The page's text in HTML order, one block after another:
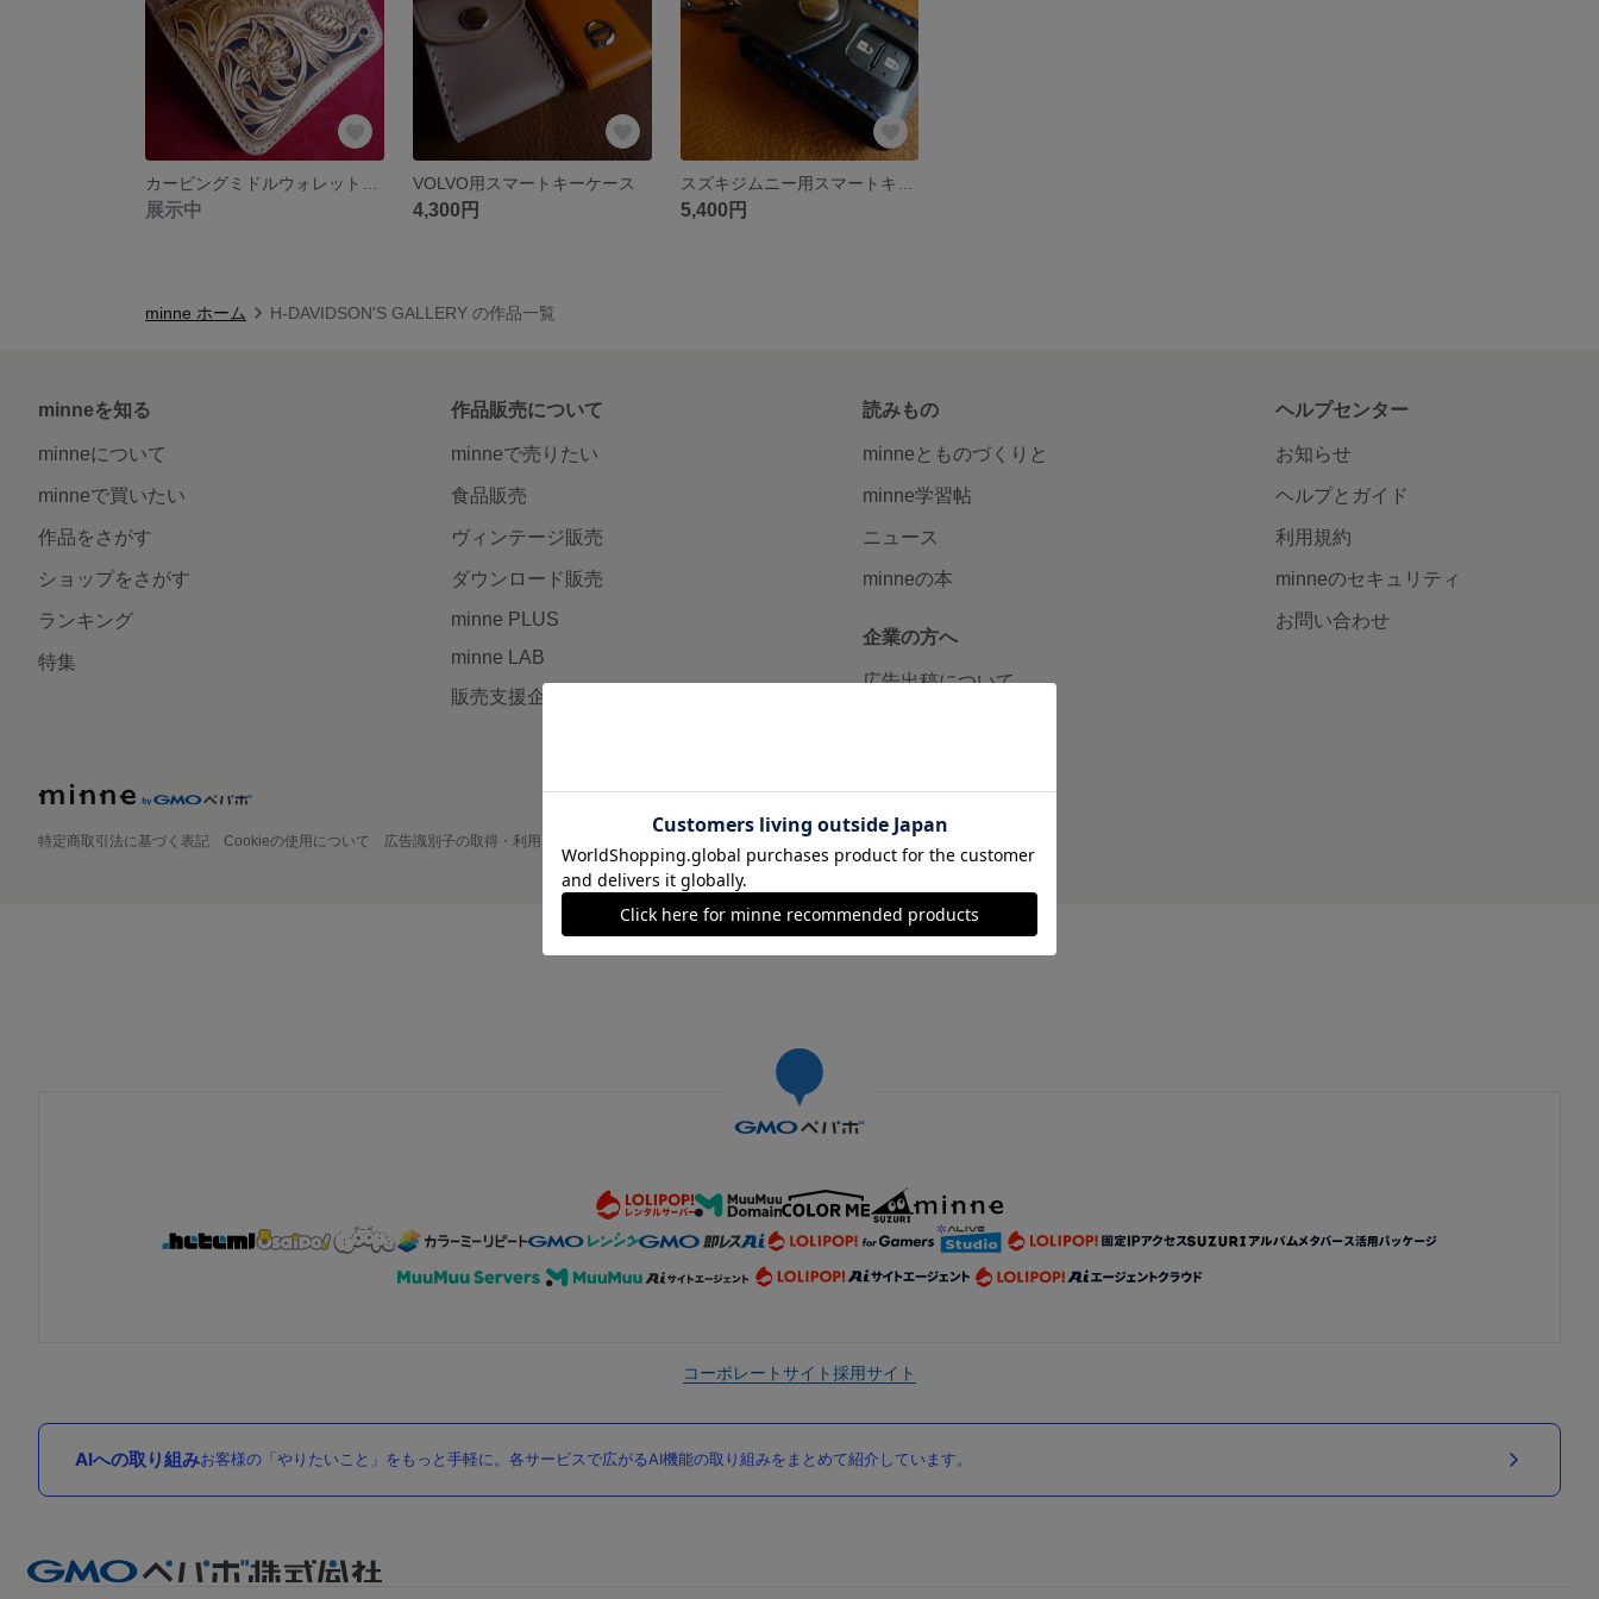
展示中
VOLVO用スマートキーケース
4,300円 5,400円
minne ホーム H-DAVIDSON'S GALLERY の作品一覧
minneを知る
minneについて
minneで買いたい
作品をさがす
ショップをさがす
ランキング
特集
作品販売について
minneで売りたい
食品販売
ヴィンテージ販売
ダウンロード販売
minne PLUS
minne LAB
販売支援企画・イベント
読みもの
minneとものづくりと
minne学習帖
ニュース
minneの本
企業の方へ
広告出稿について
ヘルプセンター
お知らせ
ヘルプとガイド
利用規約
minneのセキュリティ
お問い合わせ
特定商取引法に基づく表記 Cookieの使用について 広告識別子の取得・利用 採用情報 メディアキット
©GMO Pepabo, Inc. All rights reserved.
コーポレートサイト採用サイト
AIへの取り組みお客様の「やりたいこと」をもっと手軽に。各サービスで広がるAI機能の取り組みをまとめて紹介しています。